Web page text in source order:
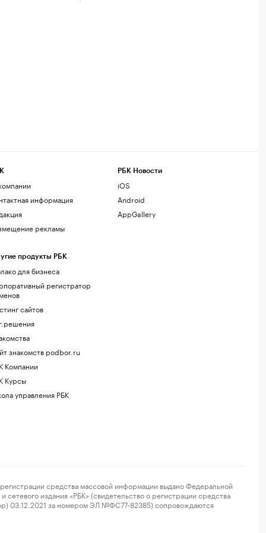
информация
рекламы
продукты РБК
для бизнеса
регистратор
сайтов
знакомств podbor.ru
Компании
Курсы
управления РБК
РБК Новости
iOS
Android
AppGallery
средства массовой информации выдано Федеральной
издания «РБК» (свидетельство о регистрации средства
03.12.2021 за номером ЭЛ №ФС77-82385) сопровождаются